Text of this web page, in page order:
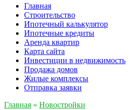
Главная
Строительство
Ипотечный калькулятор
Ипотечные кредиты
Аренда квартир
Карта сайта
Инвестиции в недвижимость
Продажа домов
Жилые комплексы
Отправка заявки
Главная » Новостройки